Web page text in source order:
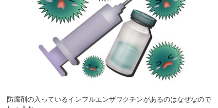
防腐剤の入っているインフルエンザワクチンがあるのはなぜなので